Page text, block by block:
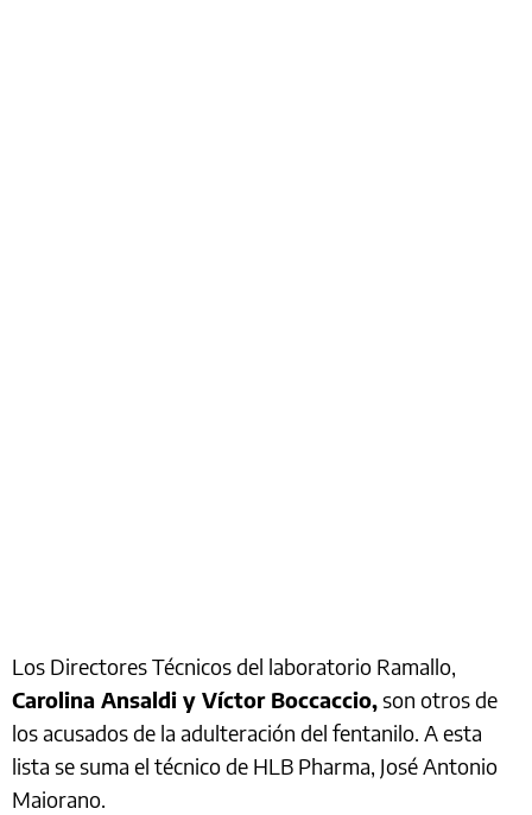
Los Directores Técnicos del laboratorio Ramallo,
Carolina Ansaldi y Víctor Boccaccio,son otros de
los acusados de la adulteración del fentanilo. A esta
lista se suma el técnico de HLB Pharma, José Antonio
Maiorano.